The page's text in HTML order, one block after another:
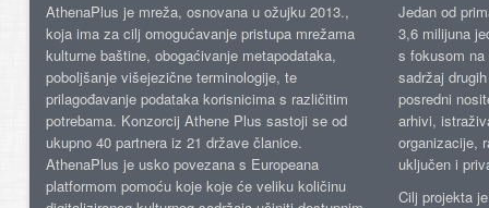
AthenaPlus je mreža, osnovana u ožujku 2013.,
koja ima za cilj omogućavanje pristupa mrežama
kulturne baštine, obogaćivanje metapodataka,
poboljšanje višejezične terminologije, te
prilagođavanje podataka korisnicima s različitim
potrebama. Konzorcij Athene Plus sastoji se od
ukupno 40 partnera iz 21 države članice.
AthenaPlus je usko povezana s Europeana
platformom pomoću koje koje će veliku količinu
Jedan od
3,6 milijuna
s fokusom
sadržaj
posredni
arhivi,
organizacije,
uključen i
Cilj projekta